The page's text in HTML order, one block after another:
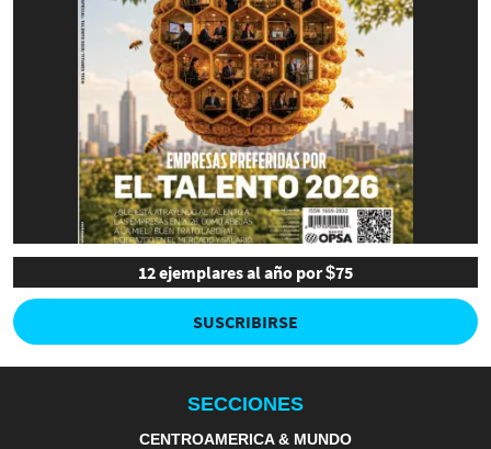
12 ejemplares al año por $75
SUSCRIBIRSE
SECCIONES
CENTROAMERICA & MUNDO